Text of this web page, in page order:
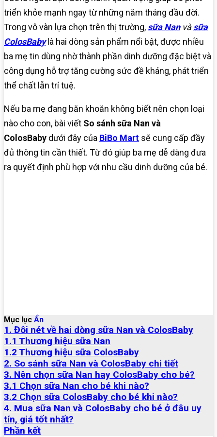
triển khỏe mạnh ngay từ những năm tháng đầu đời.
Trong vô vàn lựa chọn trên thị trường, sữa Nanvàsữa
ColosBabylà hai dòng sản phẩm nổi bật, được nhiều
ba mẹ tin dùng nhờ thành phần dinh dưỡng đặc biệt và
công dụng hỗ trợ tăng cường sức đề kháng, phát triển
thể chất lẫn trí tuệ.
Nếu ba mẹ đang băn khoăn không biết nên chọn loại
nào cho con, bài viết So sánh sữa Nan và
ColosBaby dưới đây của BiBo Mart sẽ cung cấp đầy
đủ thông tin cần thiết. Từ đó giúp ba mẹ dễ dàng đưa
ra quyết định phù hợp với nhu cầu dinh dưỡng của bé.
Mục lục Ẩn
1. Đôi nét về hai dòng sữa Nan và ColosBaby
1.1 Thương hiệu sữa Nan
1.2 Thương hiệu sữa ColosBaby
2. So sánh sữa Nan và ColosBaby chi tiết
3. Nên chọn sữa Nan hay ColosBaby cho bé?
3.1 Chọn sữa Nan cho bé khi nào?
3.2 Chọn sữa ColosBaby cho bé khi nào?
4. Mua sữa Nan và ColosBaby cho bé ở đâu uy
tín, giá tốt nhất?
Phần kết